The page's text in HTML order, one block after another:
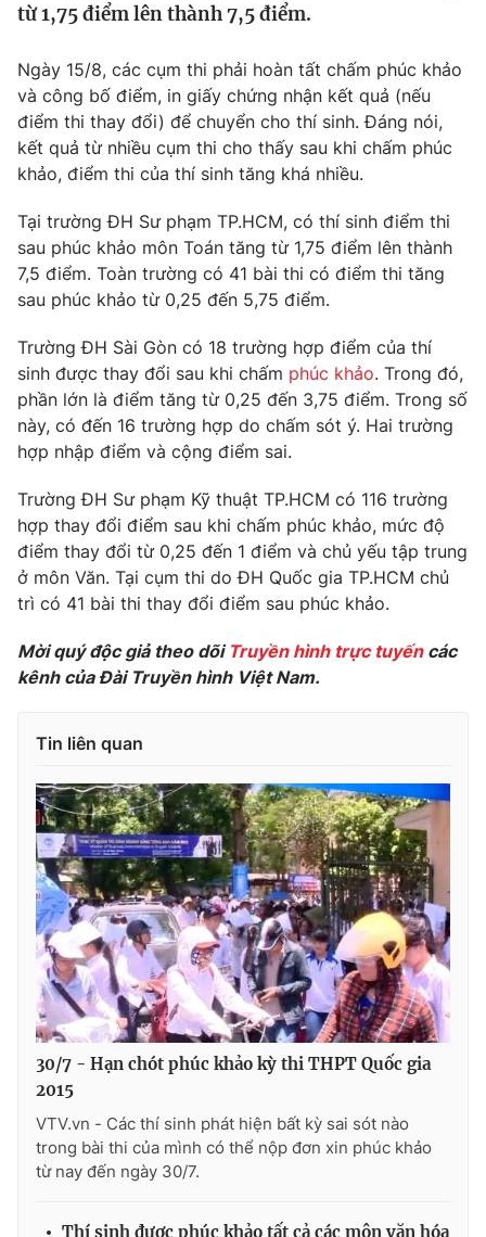
Tin tức
Thế giới đó đây
Câu chuyện quốc tế
Kinh tế
Tài chính
Thị trường
Góc doanh nghiệp
Dữ liệu và đời sống
Truyền hình
Phim VTV
Hậu trường
Nhân vật
Khán giả
Giải sao mai
Giải trí
Âm nhạc
Sao
Đời sống
Du lịch
Làm đẹp
Giáo dục
Tuyển sinh
Học trực tuyến
Hitech Công nghệ tương lai
Sản phẩm
Thị trường
Tư vấn
Giao lưu trực tuyến
Lịch phát sóng
Chuyên mục khác
Photo Infographic
Video Shorts video
VTV Money VTV Thể thao
VTV Sức khoẻ Bất động sản
Thị trường 24h Tấm lòng Việt
VTV4
VTV9 VTV8
Liên hệ tòa soạn English
từ 1,75 điểm lên thành 7,5 điểm.
Ngày 15/8, các cụm thi phải hoàn tất chấm phúc khảo
và công bố điểm, in giấy chứng nhận kết quả (nếu
điểm thi thay đổi) để chuyển cho thí sinh. Đáng nói,
kết quả từ nhiều cụm thi cho thấy sau khi chấm phúc
khảo, điểm thi của thí sinh tăng khá nhiều.
Tại trường ĐH Sư phạm TP.HCM, có thí sinh điểm thi
sau phúc khảo môn Toán tăng từ 1,75 điểm lên thành
7,5 điểm. Toàn trường có 41 bài thi có điểm thi tăng
sau phúc khảo từ 0,25 đến 5,75 điểm.
Trường ĐH Sài Gòn có 18 trường hợp điểm của thí
sinh được thay đổi sau khi chấm phúc khảo. Trong đó,
phần lớn là điểm tăng từ 0,25 đến 3,75 điểm. Trong số
này, có đến 16 trường hợp do chấm sót ý. Hai trường
hợp nhập điểm và cộng điểm sai.
Trường ĐH Sư phạm Kỹ thuật TP.HCM có 116 trường
hợp thay đổi điểm sau khi chấm phúc khảo, mức độ
điểm thay đổi từ 0,25 đến 1 điểm và chủ yếu tập trung
ở môn Văn. Tại cụm thi do ĐH Quốc gia TP.HCM chủ
trì có 41 bài thi thay đổi điểm sau phúc khảo.
Mời quý độc giả theo dõi Truyền hình trực tuyếncác
kênh của Đài Truyền hình Việt Nam.
Tin liên quan
30/7 - Hạn chót phúc khảo kỳ thi THPT Quốc gia
2015
VTV.vn - Các thí sinh phát hiện bất kỳ sai sót nào
trong bài thi của mình có thể nộp đơn xin phúc khảo
từ nay đến ngày 30/7.
Thí sinh được phúc khảo tất cả các môn văn hóa